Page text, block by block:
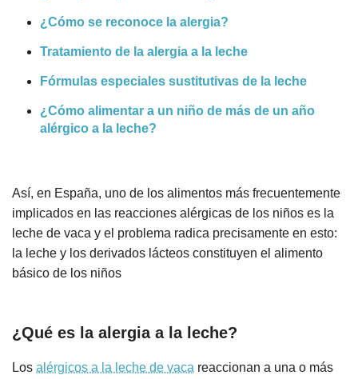
¿Cómo se reconoce la alergia?
Tratamiento de la alergia a la leche
Fórmulas especiales sustitutivas de la leche
¿Cómo alimentar a un niño de más de un año
alérgico a la leche?
Así, en España, uno de los alimentos más frecuentemente
implicados en las reacciones alérgicas de los niños es la
leche de vaca y el problema radica precisamente en esto:
la leche y los derivados lácteos constituyen el alimento
básico de los niños
¿Qué es la alergia a la leche?
Los alérgicos a la leche de vaca reaccionan a una o más